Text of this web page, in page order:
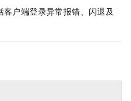
户端登录异常报错、闪退及